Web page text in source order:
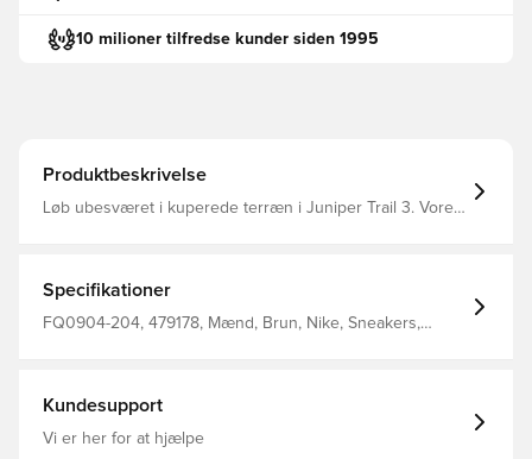
10 milioner tilfredse kunder siden 1995
Produktbeskrivelse
Løb ubesværet i kuperede terræn i Juniper Trail 3. Vores
tidligere udgave.
Specifikationer
FQ0904-204, 479178, Mænd, Brun, Nike, Sneakers,
Kundesupport
Vi er her for at hjælpe